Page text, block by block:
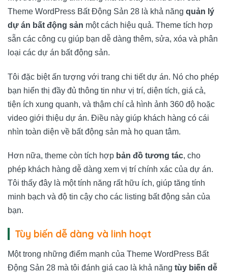
Theme WordPress Bất Động Sản 28 là khả năng quản lý
dự án bất động sản một cách hiệu quả. Theme tích hợp
sẵn các công cụ giúp bạn dễ dàng thêm, sửa, xóa và phân
loại các dự án bất động sản.
Tôi đặc biệt ấn tượng với trang chi tiết dự án. Nó cho phép
bạn hiển thị đầy đủ thông tin như vị trí, diện tích, giá cả,
tiện ích xung quanh, và thậm chí cả hình ảnh 360 độ hoặc
video giới thiệu dự án. Điều này giúp khách hàng có cái
nhìn toàn diện về bất động sản mà họ quan tâm.
Hơn nữa, theme còn tích hợp bản đồ tương tác, cho
phép khách hàng dễ dàng xem vị trí chính xác của dự án.
Tôi thấy đây là một tính năng rất hữu ích, giúp tăng tính
minh bạch và độ tin cậy cho các listing bất động sản của
bạn.
Tùy biến dễ dàng và linh hoạt
Một trong những điểm mạnh của Theme WordPress Bất
Động Sản 28 mà tôi đánh giá cao là khả năng tùy biến dễ